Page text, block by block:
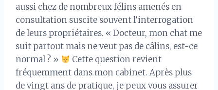
aussi chez de nombreux félins amenés en
consultation suscite souvent l’interrogation
de leurs propriétaires. « Docteur, mon chat me
suit partout mais ne veut pas de câlins, est-ce
normal ? »
Cette question revient
fréquemment dans mon cabinet. Après plus
de vingt ans de pratique, je peux vous assurer